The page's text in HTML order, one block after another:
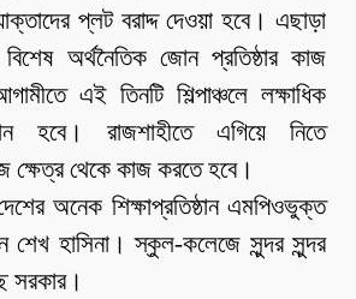
প্লট বরাদ্দ দেওয়া হবে। এছাড়া
বিশেষ অর্থনৈতিক জোন প্রতিষ্ঠার কাজ
এই তিনটি শিল্পাঞ্চলে লক্ষাধিক
হবে। রাজশাহীতে এগিয়ে নিতে
ক্ষেত্র থেকে কাজ করতে হবে।
অনেক শিক্ষাপ্রতিষ্ঠান এমপিওভুক্ত
শেখ হাসিনা। স্কুল-কলেজে সুন্দর সুন্দর
সরকার।